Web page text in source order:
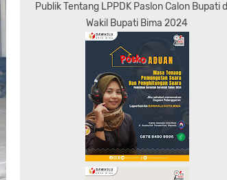
Publik Tentang LPPDK Paslon Calon Bupati
Wakil Bupati Bima 2024